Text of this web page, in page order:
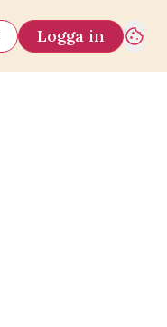
Logga in